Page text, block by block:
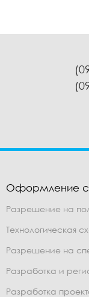
Оформление
Разрешение на
Технологическая
Разрешение на
Разработка и
Разработка